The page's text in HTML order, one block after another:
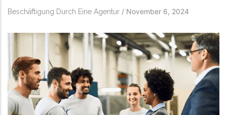
Beschäftigung Durch Eine Agentur / November 6, 2024